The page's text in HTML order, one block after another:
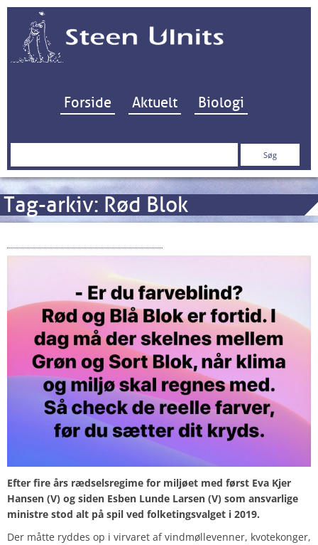
Hop til indhold
Forside Aktuelt Biologi
Søg
Tag-arkiv: Rød Blok
Efter fire års rædselsregime for miljøet med først Eva Kjer
Hansen (V) og siden Esben Lunde Larsen (V) som ansvarlige
ministre stod alt på spil ved folketingsvalget i 2019.
Der måtte ryddes op i virvaret af vindmøllevenner, kvotekonger,